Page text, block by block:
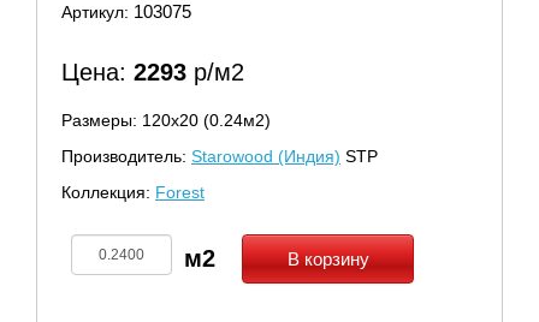
Артикул: 103075
Цена: 2293 р/м2
Размеры: 120х20 (0.24м2)
Производитель: Starowood (Индия) STP
Коллекция: Forest
В корзину